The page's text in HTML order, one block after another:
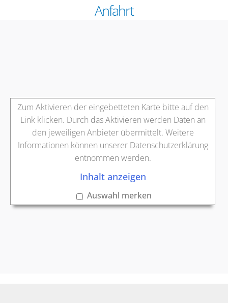
Anfahrt
Zum Aktivieren der eingebetteten Karte bitte auf den
Link klicken. Durch das Aktivieren werden Daten an
den jeweiligen Anbieter übermittelt. Weitere
Informationen können unserer Datenschutzerklärung
entnommen werden.
Inhalt anzeigen
Auswahl merken